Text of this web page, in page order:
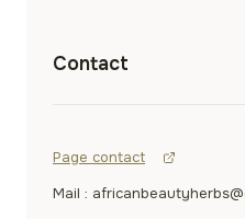
Contact
Page contact
Mail :